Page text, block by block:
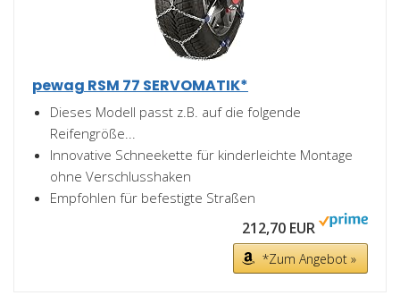
pewag RSM 77 SERVOMATIK*
Dieses Modell passt z.B. auf die folgende
Reifengröße...
Innovative Schneekette für kinderleichte Montage
ohne Verschlusshaken
Empfohlen für befestigte Straßen
212,70 EUR
*Zum Angebot »